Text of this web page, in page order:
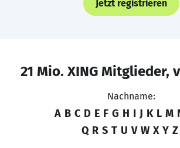
Jetzt registrieren
21 Mio. XING Mitglieder,
Nachname:
A B C D E F G H I J K L M
Q R S T U V W X Y Z